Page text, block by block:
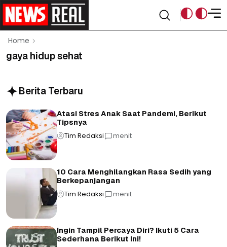
Home
gaya hidup sehat
Berita Terbaru
Atasi Stres Anak Saat Pandemi, Berikut
Tipsnya
Tim Redaksi menit
10 Cara Menghilangkan Rasa Sedih yang
Berkepanjangan
Tim Redaksi menit
Ingin Tampil Percaya Diri? Ikuti 5 Cara
Sederhana Berikut Ini!